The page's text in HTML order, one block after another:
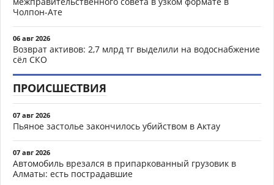
Чолпон-Ате
06 авг 2026
Возврат активов: 2,7 млрд тг выделили на водоснабжение
сёл СКО
ПРОИСШЕСТВИЯ
07 авг 2026
Пьяное застолье закончилось убийством в Актау
07 авг 2026
Автомобиль врезался в припаркованный грузовик в
Алматы: есть пострадавшие